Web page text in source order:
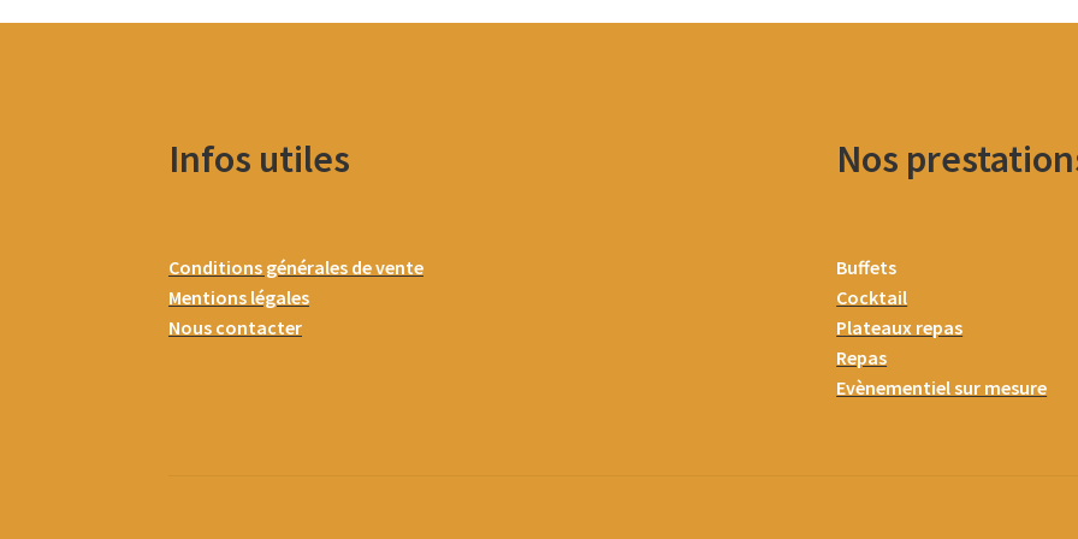
Infos utiles
Conditions générales de vente
Mentions légales
Nous contacter
Nos
Buffets
Cocktail
Plateaux repas
Repas
Evènementiel sur mesure